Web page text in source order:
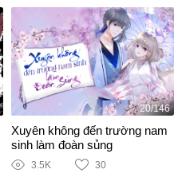
20/146
Xuyên không đến trường nam
sinh làm đoàn sủng
3.5K 30